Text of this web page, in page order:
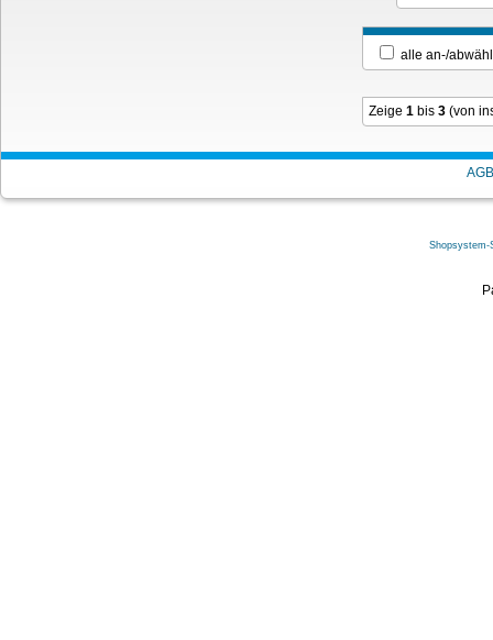
alle an-/
Zeige 1 bis 3 (von
AGB
Shopsystem-